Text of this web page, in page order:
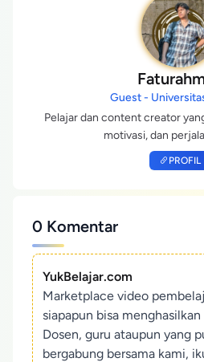
Guest -
Pelajar dan content creator
motivasi, dan
PROFIL
0 Komentar
YukBelajar.com
Marketplace video
siapapun bisa
Dosen, guru ataupun yang
bergabung bersama kami,